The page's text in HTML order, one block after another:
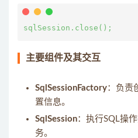
主要组件及其交互
SqlSessionFactory：负责
置信息。
SqlSession：执行SQL操
务。